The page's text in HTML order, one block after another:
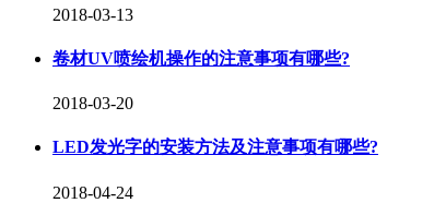
2018-03-13
卷材UV喷绘机操作的注意事项有哪些?
2018-03-20
LED发光字的安装方法及注意事项有哪些?
2018-04-24